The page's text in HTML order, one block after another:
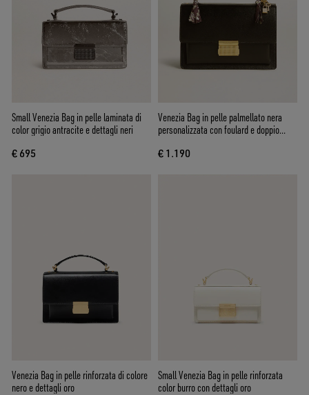
Small Venezia Bag in pelle laminata di
color grigio antracite e dettagli neri
€ 695
Venezia Bag in pelle palmellato nera
personalizzata con foulard e doppio
€ 1.190
Venezia Bag in pelle rinforzata di colore
nero e dettagli oro
Small Venezia Bag in pelle rinforzata
color burro con dettagli oro